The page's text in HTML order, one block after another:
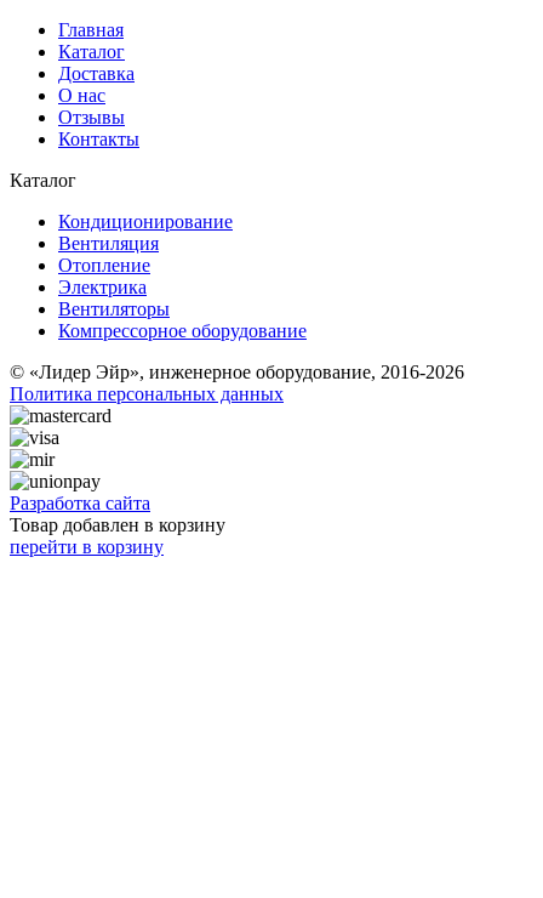
Главная
Каталог
Доставка
О нас
Отзывы
Контакты
Каталог
Кондиционирование
Вентиляция
Отопление
Электрика
Вентиляторы
Компрессорное оборудование
© «Лидер Эйр», инженерное оборудование, 2016-2026
Политика персональных данных
Разработка сайта
Товар добавлен в корзину
перейти в корзину